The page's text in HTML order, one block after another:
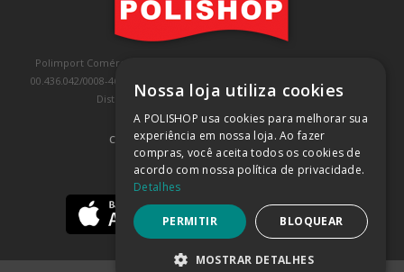
Polimport Comércio e Exportação LTDA, inscrita no CNPJ/MF sob o nº
00.436.042/0008-46, IE 407.458.707.103, com sede na Rua Kanebo, nº 175,
Distrito Industrial, Jundiaí/SP, CEP: 13213-090
COMPRA 100% SEGURA (SAIBA MAIS)
BAIXE NOSSO APP
Nossa loja utiliza cookies
A POLISHOP usa cookies para melhorar sua
experiência em nossa loja. Ao fazer
compras, você aceita todos os cookies de
acordo com nossa política de privacidade.
Detalhes
PERMITIR BLOQUEAR
MOSTRAR DETALHES